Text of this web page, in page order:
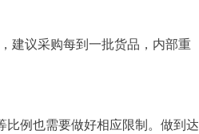
建议采购每到一批货品，内部重
比例也需要做好相应限制。做到达